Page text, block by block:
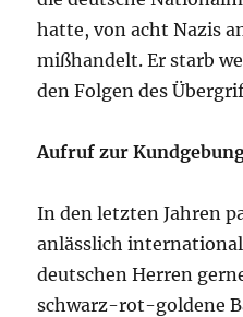
hatte, von acht Nazis
mißhandelt. Er starb
den Folgen des
Aufruf zur
In den letzten Jahren
anlässlich
deutschen Herren
schwarz-rot-goldene